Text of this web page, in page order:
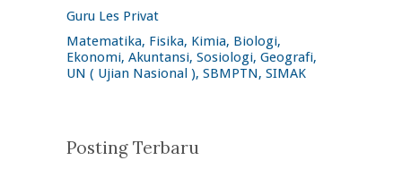
Guru Les Privat
Matematika, Fisika, Kimia, Biologi,
Ekonomi, Akuntansi, Sosiologi, Geografi,
UN ( Ujian Nasional ), SBMPTN, SIMAK
Posting Terbaru